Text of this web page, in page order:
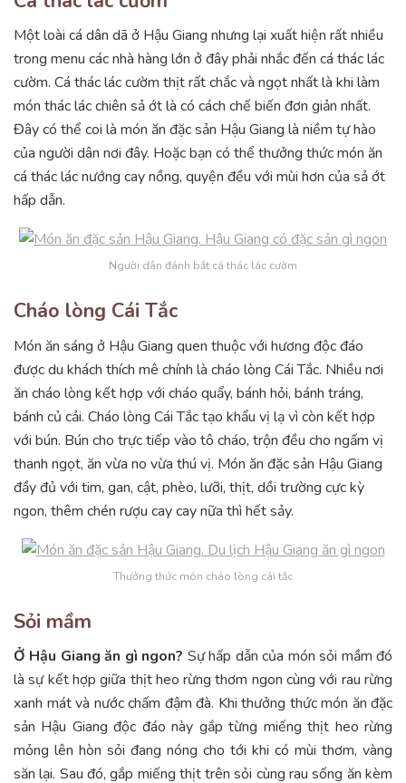
Một loài cá dân dã ở Hậu Giang nhưng lại xuất hiện rất nhiều
trong menu các nhà hàng lớn ở đây phải nhắc đến cá thác lác
cườm. Cá thác lác cườm thịt rất chắc và ngọt nhất là khi làm
món thác lác chiên sả ớt là có cách chế biến đơn giản nhất.
Đây có thể coi là món ăn đặc sản Hậu Giang là niềm tự hào
của người dân nơi đây. Hoặc bạn có thể thưởng thức món ăn
cá thác lác nướng cay nồng, quyện đều với mùi hơn của sả ớt
hấp dẫn.
Người dân đánh bắt cá thác lác cườm
Cháo lòng Cái Tắc
Món ăn sáng ở Hậu Giang quen thuộc với hương độc đáo
được du khách thích mê chính là cháo lòng Cái Tắc. Nhiều nơi
ăn cháo lòng kết hợp với cháo quẩy, bánh hỏi, bánh tráng,
bánh củ cải. Cháo lòng Cái Tắc tạo khẩu vị lạ vì còn kết hợp
với bún. Bún cho trực tiếp vào tô cháo, trộn đều cho ngấm vị
thanh ngọt, ăn vừa no vừa thú vị. Món ăn đặc sản Hậu Giang
đầy đủ với tim, gan, cật, phèo, lưỡi, thịt, dồi trường cực kỳ
ngon, thêm chén rượu cay cay nữa thì hết sảy.
Thưởng thức món cháo lòng cái tắc
Sỏi mầm
Ở Hậu Giang ăn gì ngon? Sự hấp dẫn của món sỏi mầm đó
là sự kết hợp giữa thịt heo rừng thơm ngon cùng với rau rừng
xanh mát và nước chấm đậm đà. Khi thưởng thức món ăn đặc
sản Hậu Giang độc đáo này gắp từng miếng thịt heo rừng
mỏng lên hòn sỏi đang nóng cho tới khi có mùi thơm, vàng
săn lại. Sau đó, gắp miếng thịt trên sỏi cùng rau sống ăn kèm